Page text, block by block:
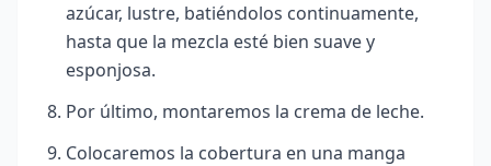
azúcar, lustre, batiéndolos continuamente,
hasta que la mezcla esté bien suave y
esponjosa.
Por último, montaremos la crema de leche.
Colocaremos la cobertura en una manga